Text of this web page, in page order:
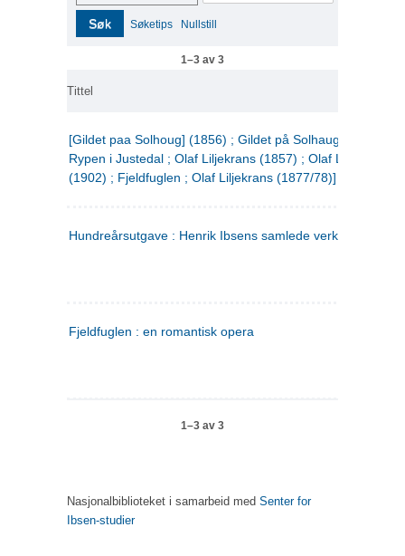
Søk Søketips Nullstill
1–3 av 3
Tittel
[Gildet paa Solhoug] (1856) ; Gildet på Solhaug (1883) ;
Rypen i Justedal ; Olaf Liljekrans (1857) ; Olaf Liljekrans
(1902) ; Fjeldfuglen ; Olaf Liljekrans (1877/78)]
Hundreårsutgave : Henrik Ibsens samlede verker. 3
Fjeldfuglen : en romantisk opera
1–3 av 3
Nasjonalbiblioteket i samarbeid med Senter for
Ibsen-studier